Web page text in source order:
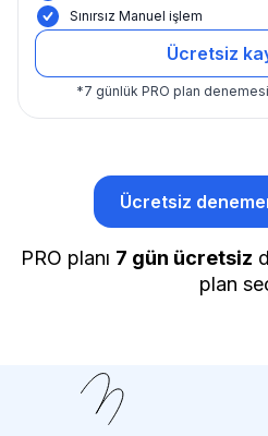
Sınırsız Manuel işlem
Ücretsiz
*7 günlük PRO plan
Ücretsiz
PRO planı 7 gün ücretsiz
plan